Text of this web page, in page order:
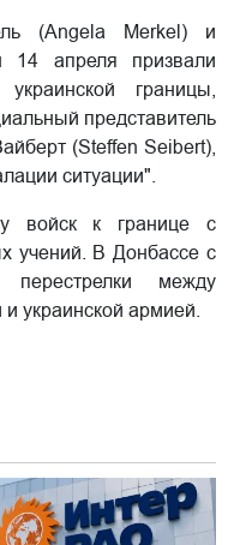
(Angela Merkel) и
апреля призвали
границы,
представитель
(Steffen Seibert),
ситуации".
войск к границе с
учений. В Донбассе с
между
украинской армией.